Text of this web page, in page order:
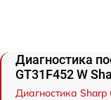
Диагностика
GT31F452 W
Диагностика